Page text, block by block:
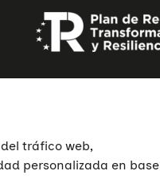
tráfico web,
personalizada en base